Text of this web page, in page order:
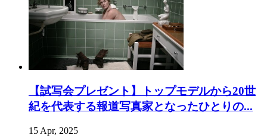
【試写会プレゼント】トップモデルから20世
紀を代表する報道写真家となったひとりの...
15 Apr, 2025